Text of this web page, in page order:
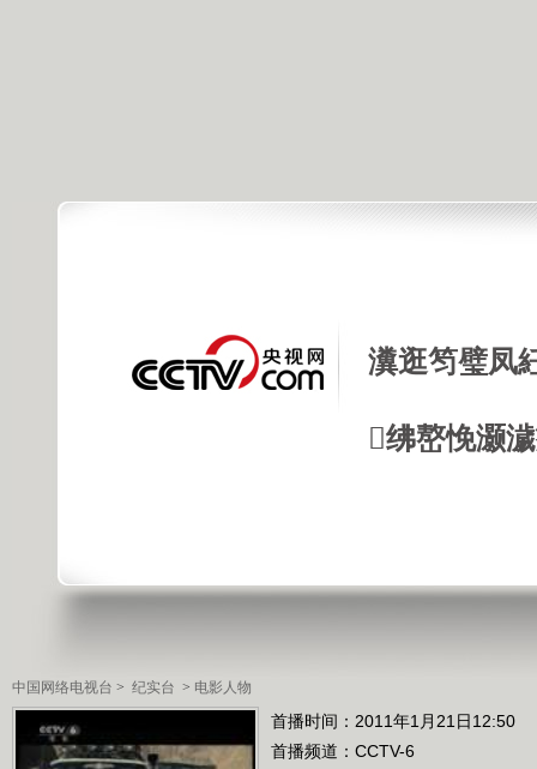
瀵逛笉璧凤
绋嶅悗灏
中国网络电视台 > 纪实台 > 电影人物
首播时间：2011年1月21日12:50
首播频道： CCTV-6